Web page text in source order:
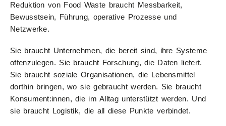
Reduktion von Food Waste braucht Messbarkeit,
Bewusstsein, Führung, operative Prozesse und
Netzwerke.
Sie braucht Unternehmen, die bereit sind, ihre Systeme
offenzulegen. Sie braucht Forschung, die Daten liefert.
Sie braucht soziale Organisationen, die Lebensmittel
dorthin bringen, wo sie gebraucht werden. Sie braucht
Konsument:innen, die im Alltag unterstützt werden. Und
sie braucht Logistik, die all diese Punkte verbindet.